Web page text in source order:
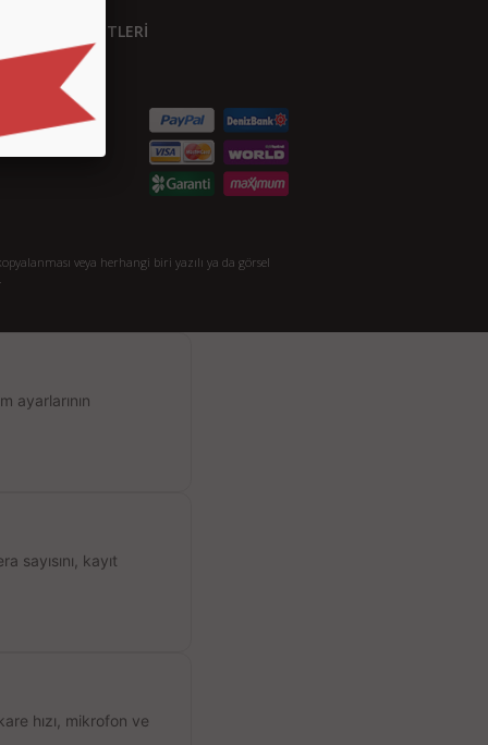
HİZMETLERİ
veya herhangi biri yazılı ya da görsel
ayarlarının
kayıt
hızı, mikrofon ve